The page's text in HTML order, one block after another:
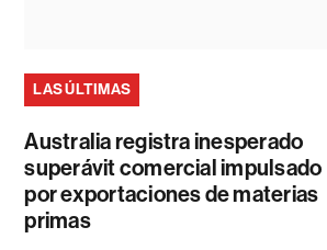
LAS ÚLTIMAS
Australia registra inesperado
superávit comercial impulsado
por exportaciones de materias
primas